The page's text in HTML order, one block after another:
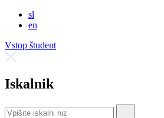
sl
en
Vstop študent
Iskalnik